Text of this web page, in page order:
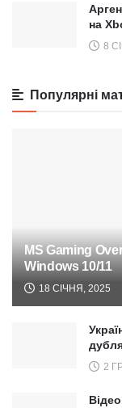
на
8
Популярні
MS Gaming
Windows 10/11
18 СІЧНЯ, 2025
2